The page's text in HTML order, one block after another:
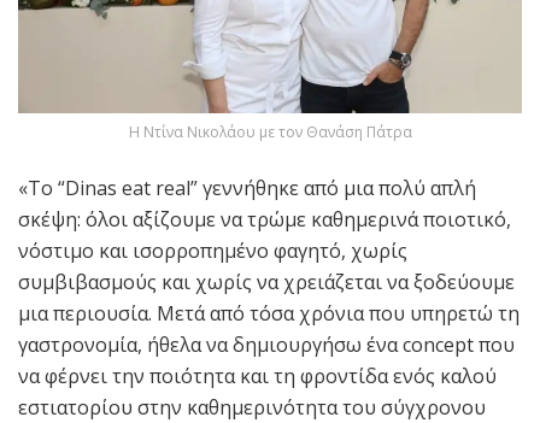
Η Ντίνα Νικολάου με τον Θανάση Πάτρα
«Το “Dinas eat real” γεννήθηκε από μια πολύ απλή
σκέψη: όλοι αξίζουμε να τρώμε καθημερινά ποιοτικό,
νόστιμο και ισορροπημένο φαγητό, χωρίς
συμβιβασμούς και χωρίς να χρειάζεται να ξοδεύουμε
μια περιουσία. Μετά από τόσα χρόνια που υπηρετώ τη
γαστρονομία, ήθελα να δημιουργήσω ένα concept που
να φέρνει την ποιότητα και τη φροντίδα ενός καλού
εστιατορίου στην καθημερινότητα του σύγχρονου